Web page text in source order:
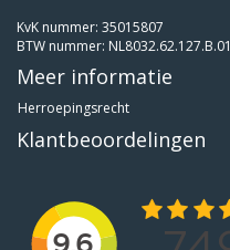
KvK nummer: 35015807
BTW nummer: NL8032.62.127.B.01
Meer informatie
Herroepingsrecht
Klantbeoordelingen